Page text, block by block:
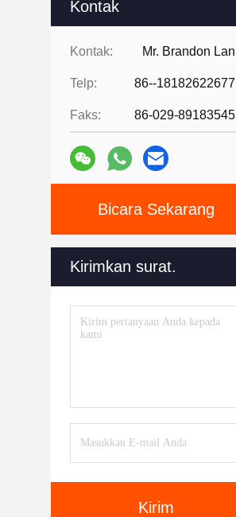
Jubin Dekoratif
Brick Proyek Desain Pameran
Kontak
Kontak: Mr. Brandon Lan
Telp: 86--18182622677
Faks: 86-029-89183545
Bicara Sekarang
Kirimkan surat.
Kirim